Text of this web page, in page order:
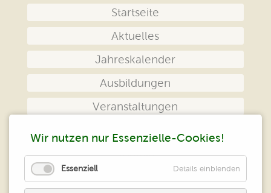
überspringen
Startseite
Aktuelles
Jahreskalender
Ausbildungen
Veranstaltungen
Kontakt
Wir nutzen nur Essenzielle-Cookies!
Essenziell Details einblenden